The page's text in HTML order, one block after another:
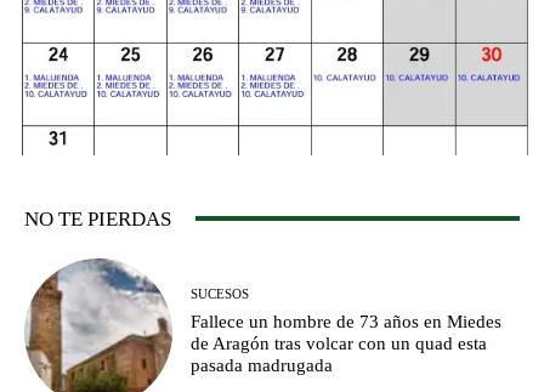
NO TE PIERDAS
SUCESOS
Fallece un hombre de 73 años en Miedes
de Aragón tras volcar con un quad esta
pasada madrugada